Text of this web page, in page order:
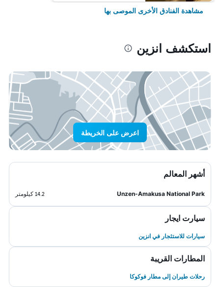
مشاهدة الفنادق الأخرى الموصى بها
استكشف انزين
اعرض على الخريطة
أشهر المعالم
Unzen-Amakusa National Park 14.2 كيلومتر
سيارت ايجار
سيارات للاستئجار في انزين
المطارات القريبة
رحلات طيران إلى مطار فوكوكا